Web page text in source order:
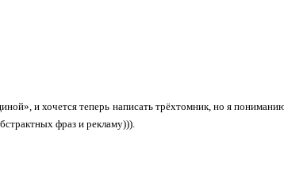
и хочется теперь написать трёхтомник, но я
фраз и рекламу))).